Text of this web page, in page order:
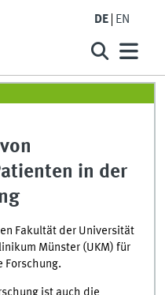
DE EN
in der
Fakultät der Universität
Münster (UKM) für
Forschung.